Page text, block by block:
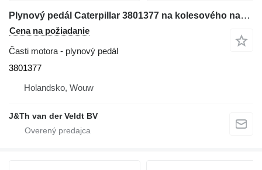
Plynový pedál Caterpillar 3801377 na kolesového nakladača Caterpillar 966M 966KXE 972MXE 966MXE
Cena na požiadanie
Časti motora - plynový pedál
3801377
Holandsko, Wouw
J&Th van der Veldt BV